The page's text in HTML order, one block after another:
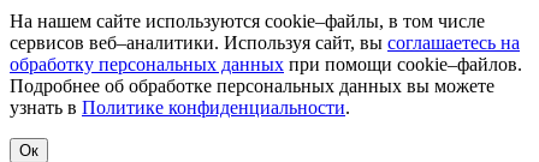
На нашем сайте используются cookie–файлы, в том числе
сервисов веб–аналитики. Используя сайт, вы соглашаетесь на
обработку персональных данных при помощи cookie–файлов.
Подробнее об обработке персональных данных вы можете
узнать в Политике конфиденциальности.
Ок